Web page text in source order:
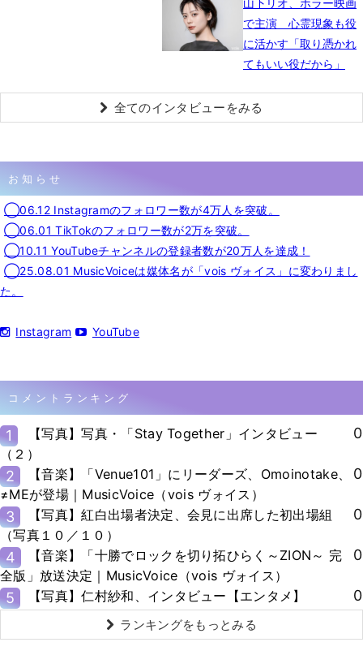
山下リオ、ホラー映画
で主演 心霊現象も役
に活かす「取り憑かれ
てもいい役だから」
全てのインタビューをみる
お知らせ
◯06.12 Instagramのフォロワー数が4万人を突破。
◯06.01 TikTokのフォロワー数が2万を突破。
◯10.11 YouTubeチャンネルの登録者数が20万人を達成！
◯25.08.01 MusicVoiceは媒体名が「vois ヴォイス」に変わりまし
た。
Instagram YouTube
コメントランキング
1
【写真】写真・「Stay Together」インタビュー
（２）
0
2
【音楽】「Venue101」にリーダーズ、Omoinotake、
≠MEが登場｜MusicVoice（vois ヴォイス）
0
3
【写真】紅白出場者決定、会見に出席した初出場組
（写真１０／１０）
0
4
【音楽】「十勝でロックを切り拓ひらく～ZION～ 完
全版」放送決定｜MusicVoice（vois ヴォイス）
0
5 【写真】仁村紗和、インタビュー【エンタメ】 0
ランキングをもっとみる